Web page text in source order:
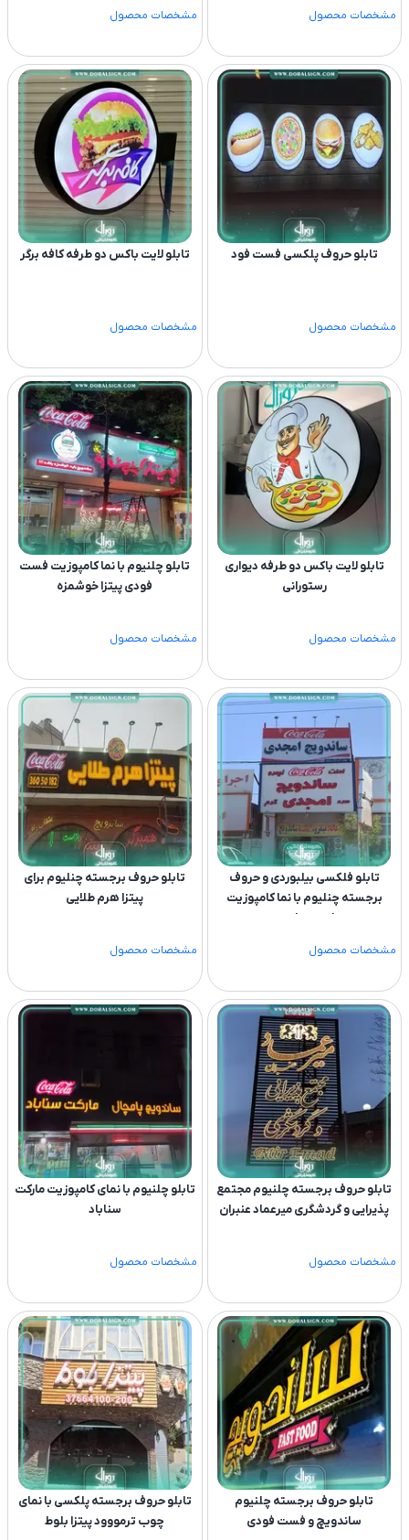
مشخصات محصول مشخصات محصول
تابلو حروف پلکسی فست فود
مشخصات محصول
تابلو لایت باکس دو طرفه کافه برگر
مشخصات محصول
تابلو لایت باکس دو طرفه دیواری
رستورانی
مشخصات محصول
تابلو چلنیوم با نما کامپوزیت فست
فودی پیتزا خوشمزه
مشخصات محصول
تابلو فلکسی بیلبوردی و حروف
برجسته چنلیوم با نما کامپوزیت
ساندویچ امجدی
مشخصات محصول
تابلو حروف برجسته چنلیوم برای
پیتزا هرم طلایی
مشخصات محصول
تابلو حروف برجسته چلنیوم مجتمع
پذیرایی و گردشگری میرعماد عنبران
مشخصات محصول
تابلو چلنیوم با نمای کامپوزیت مارکت
سناباد
مشخصات محصول
تابلو حروف برجسته چلنیوم
ساندویچ و فست فودی
تابلو حروف برجسته پلکسی با نمای
چوب ترمووود پیتزا بلوط